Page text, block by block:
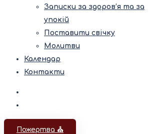
Записки за здоров’я та за
упокій
Поставити свічку
Молитви
Календар
Контакти
Пожертва ⛪️